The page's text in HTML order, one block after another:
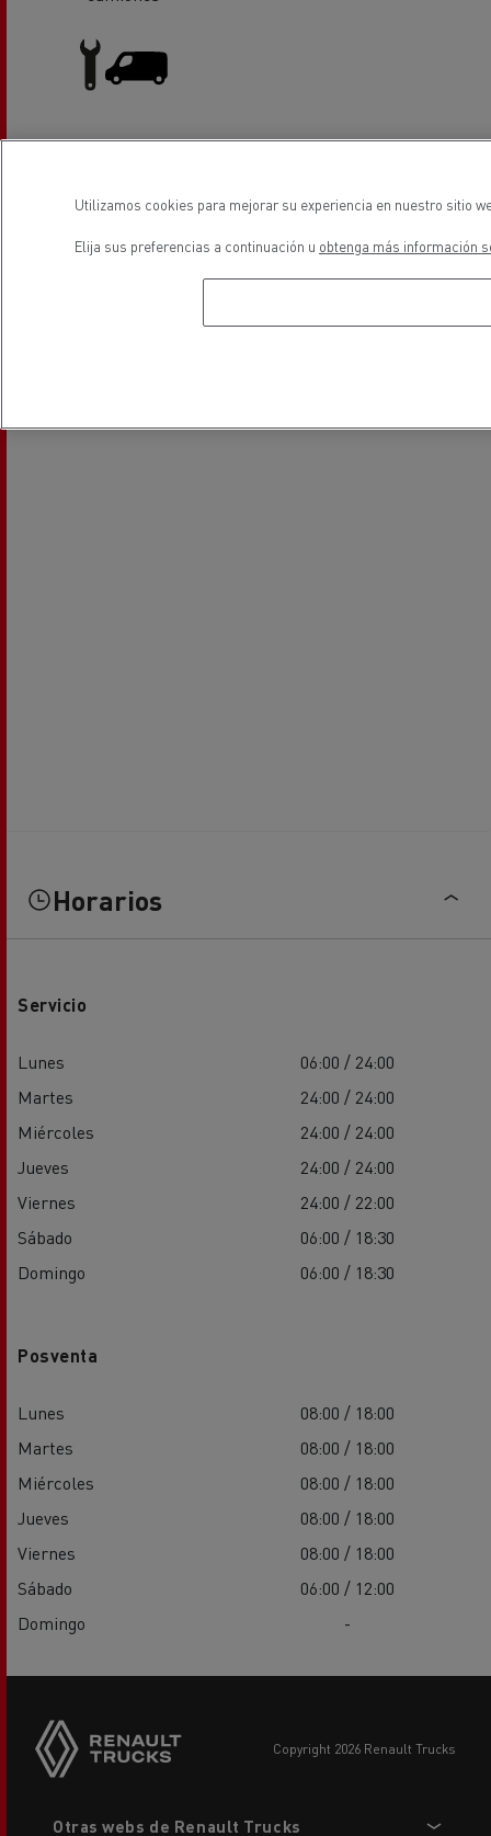
Horarios
Servicio
Lunes
06:00 / 24:00
Martes
24:00 / 24:00
Miércoles
24:00 / 24:00
Jueves
24:00 / 24:00
Viernes
24:00 / 22:00
Sábado
06:00 / 18:30
Domingo
06:00 / 18:30
Posventa
Lunes
08:00 / 18:00
Martes
08:00 / 18:00
Miércoles
08:00 / 18:00
Jueves
08:00 / 18:00
Viernes
08:00 / 18:00
Sábado
06:00 / 12:00
Domingo
-
copyright 2026 Renault Trucks
Otras webs de Renault Trucks
Utilizamos cookies para mejorar su experiencia en nuestro sitio
Elija sus preferencias a continuación u obtenga más información